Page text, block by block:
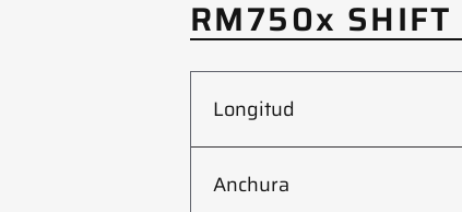
RM750x SHIFT
Longitud
Anchura